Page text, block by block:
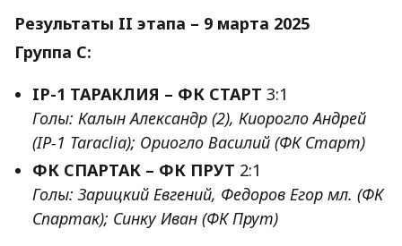
Результаты II этапа – 9 марта 2025
Группа C:
IP-1 ТАРАКЛИЯ – ФК СТАРТ 3:1
Голы: Калын Александр (2), Киорогло Андрей
(IP-1 Taraclia); Ориогло Василий (ФК Старт)
ФК СПАРТАК – ФК ПРУТ 2:1
Голы: Зарицкий Евгений, Федоров Егор мл. (ФК
Спартак); Синку Иван (ФК Прут)